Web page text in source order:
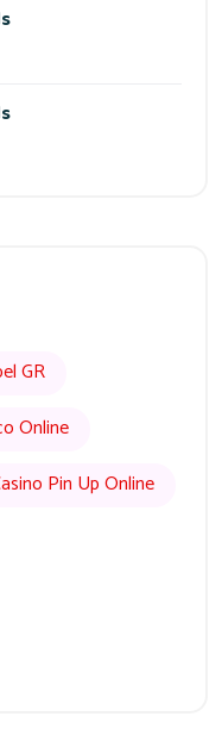
GR
Online
Pin Up Online